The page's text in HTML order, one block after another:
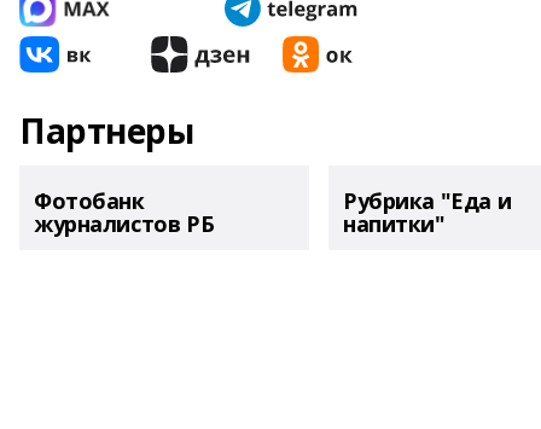
Партнеры
Фотобанк
журналистов РБ
Рубрика "Еда и
напитки"